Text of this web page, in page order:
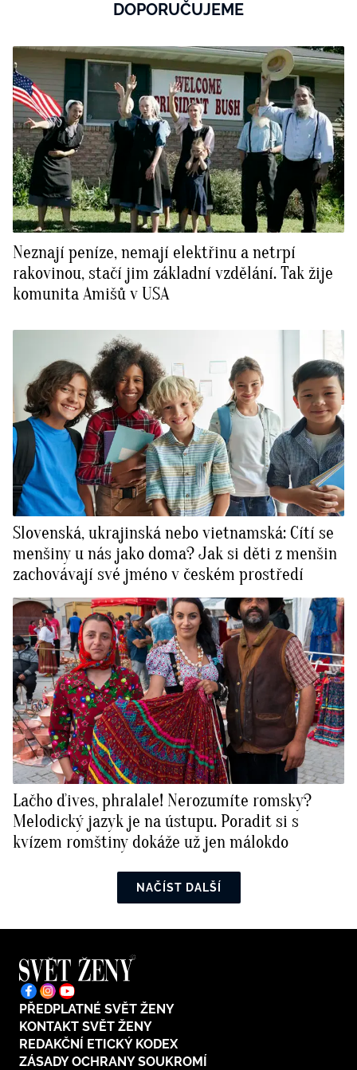
DOPORUČUJEME
Neznají peníze, nemají elektřinu a netrpí
rakovinou, stačí jim základní vzdělání. Tak žije
komunita Amišů v USA
Slovenská, ukrajinská nebo vietnamská: Cítí se
menšiny u nás jako doma? Jak si děti z menšin
zachovávají své jméno v českém prostředí
Lačho ďives, phralale! Nerozumíte romsky?
Melodický jazyk je na ústupu. Poradit si s
kvízem romštiny dokáže už jen málokdo
NAČÍST DALŠÍ
PŘEDPLATNÉ SVĚT ŽENY
KONTAKT SVĚT ŽENY
REDAKČNÍ ETICKÝ KODEX
ZÁSADY OCHRANY SOUKROMÍ